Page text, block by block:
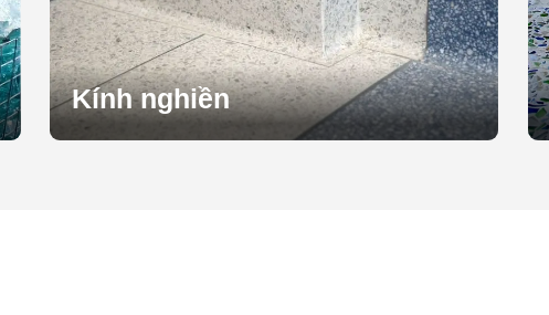
Kính nghiền